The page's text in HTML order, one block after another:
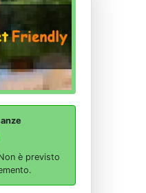
è previsto